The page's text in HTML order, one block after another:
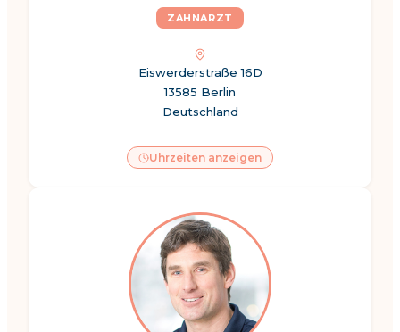
ZAHNARZT
Eiswerderstraße 16D
13585 Berlin
Deutschland
Uhrzeiten anzeigen